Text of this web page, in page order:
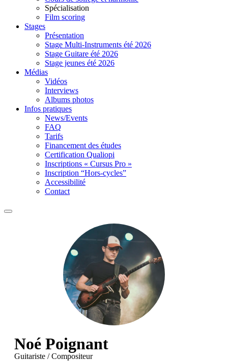
Spécialisation
Film scoring
Stages
Présentation
Stage Multi-Instruments été 2026
Stage Guitare été 2026
Stage jeunes été 2026
Médias
Vidéos
Interviews
Albums photos
Infos pratiques
News/Events
FAQ
Tarifs
Financement des études
Certification Qualiopi
Inscriptions « Cursus Pro »
Inscription “Hors-cycles”
Accessibilité
Contact
Noé Poignant
Guitariste / Compositeur